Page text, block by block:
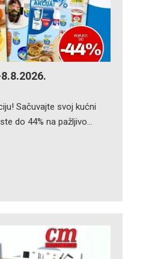
Sačuvajte svoj kućni
do 44% na pažljivo…